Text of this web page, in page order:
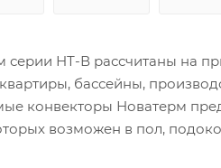
серии НТ-В рассчитаны на
бассейны,
конвекторы Новатерм
возможен в пол,